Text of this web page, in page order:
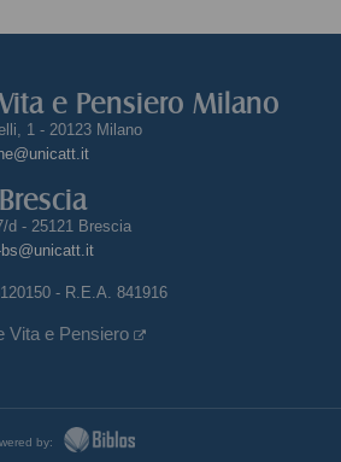
e Pensiero Milano
1 - 20123 Milano
d - 25121 Brescia
bs@unicatt.it
- R.E.A. 841916
Vita e Pensiero
by: